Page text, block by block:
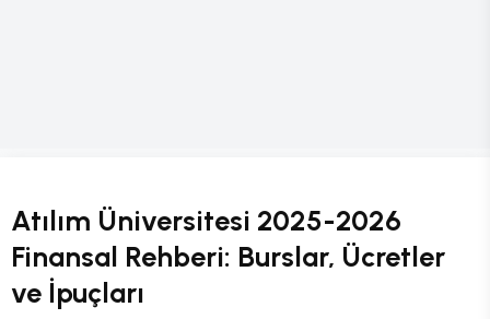
Atılım Üniversitesi 2025-2026
Finansal Rehberi: Burslar, Ücretler
ve İpuçları